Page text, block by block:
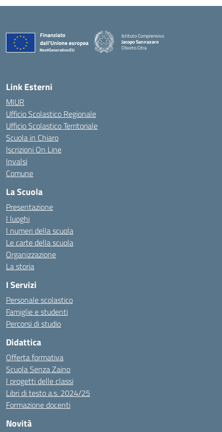
Istituto Comprensivo
Jacopo Sannazaro
Oliveto Citra
Link Esterni
MIUR
Ufficio Scolastico Regionale
Ufficio Scolastico Territoriale
Scuola in Chiaro
Iscrizioni On Line
Invalsi
Comune
La Scuola
Presentazione
I luoghi
I numeri della scuola
Le carte della scuola
Organizzazione
La storia
I Servizi
Personale scolastico
Famiglie e studenti
Percorsi di studio
Didattica
Offerta formativa
Scuola Senza Zaino
I progetti delle classi
Libri di testo a.s. 2024/25
Formazione docenti
Novità